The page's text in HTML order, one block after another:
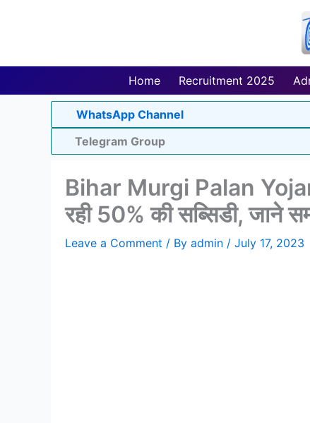
Home Recruitment 2025
WhatsApp Channel
Telegram Group
Bihar Murgi Palan
रही 50% की सब्सिडी, जाने
Leave a Comment / By admin / July 17, 2023